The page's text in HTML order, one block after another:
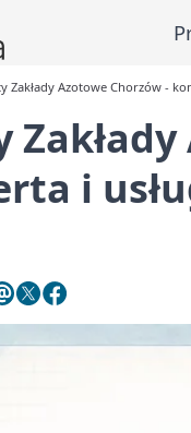
Zakłady Azotowe Chorzów -
i